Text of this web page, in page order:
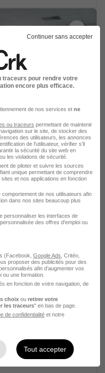
- Association
- 4 042,98 € / mois
il y a 8 jours
partiel
il y a 2 jours
F
Continuer sans accepter
traceurs pour rendre votre
encore plus efficace.
de nos services et ne
ou traceurs permettant de maintenir
sur le site, de stocker des
des utilisateurs, les annonces
de l'utilisateur, vérifier s'il
la sécurité du site web en
les violations de sécurité.
de piloter et suivre les sources
unique permettant de comprendre
et nos applications en fonction
comportement de nos utilisateurs afin
dans nos sites beaucoup plus
personnaliser les interfaces de
des offres d'emploi ou
(Facebook, Google Ads , Critéo,
proposer des publicités pour des
afin d’augmenter vos
ou une formation.
en fonction de votre navigation, de
choix ou retirer votre
les traceurs" en bas de page.
de confidentialité et notre
Tout accepter